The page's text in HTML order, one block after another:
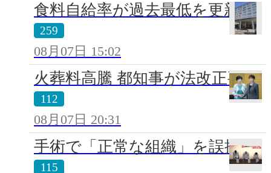
食料自給率が過去最低を更新
259
08月07日 15:02
火葬料高騰 都知事が法改正要請
112
08月07日 20:31
手術で「正常な組織」を誤摘出
115